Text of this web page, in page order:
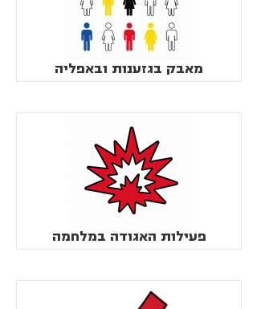
מאבק בגזענות ובאפליה
פעילות האגודה במלחמה